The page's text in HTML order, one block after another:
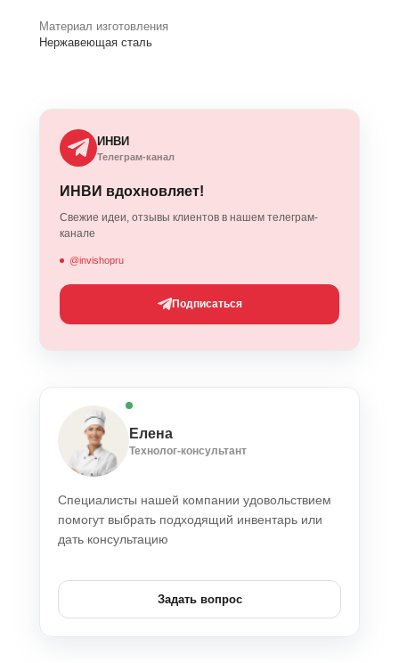
Материал изготовления
Нержавеющая сталь
ИНВИ
Телеграм-канал
ИНВИ вдохновляет!
Свежие идеи, отзывы клиентов в нашем телеграм-
канале
@invishopru
Подписаться
Елена
Технолог-консультант
Специалисты нашей компании удовольствием
помогут выбрать подходящий инвентарь или
дать консультацию
Задать вопрос